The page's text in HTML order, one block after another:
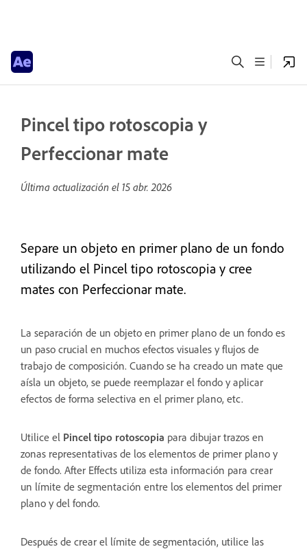
Pincel tipo rotoscopia y
Perfeccionar mate
Última actualización el 15 abr. 2026
Separe un objeto en primer plano de un fondo
utilizando el Pincel tipo rotoscopia y cree
mates con Perfeccionar mate.
La separación de un objeto en primer plano de un fondo es
un paso crucial en muchos efectos visuales y flujos de
trabajo de composición. Cuando se ha creado un mate que
aísla un objeto, se puede reemplazar el fondo y aplicar
efectos de forma selectiva en el primer plano, etc.
Utilice el Pincel tipo rotoscopia para dibujar trazos en
zonas representativas de los elementos de primer plano y
de fondo. After Effects utiliza esta información para crear
un límite de segmentación entre los elementos del primer
plano y del fondo.
Después de crear el límite de segmentación, utilice las